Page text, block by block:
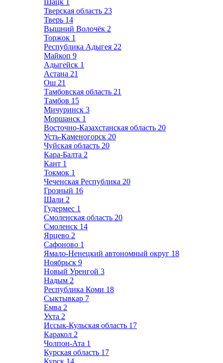
Шацк 1
Тверская область 23
Тверь 14
Вышний Волочёк 2
Торжок 1
Республика Адыгея 22
Майкоп 9
Адыгейск 1
Астана 21
Ош 21
Тамбовская область 21
Тамбов 15
Мичуринск 3
Моршанск 1
Восточно-Казахстанская область 20
Усть-Каменогорск 20
Чуйская область 20
Кара-Балта 2
Кант 1
Токмок 1
Чеченская Республика 20
Грозный 16
Шали 2
Гудермес 1
Смоленская область 20
Смоленск 14
Ярцево 2
Сафоново 1
Ямало-Ненецкий автономный округ 18
Ноябрьск 9
Новый Уренгой 3
Надым 2
Республика Коми 18
Сыктывкар 7
Емва 2
Ухта 2
Иссык-Кульская область 17
Каракол 2
Чолпон-Ата 1
Курская область 17
Курск 14